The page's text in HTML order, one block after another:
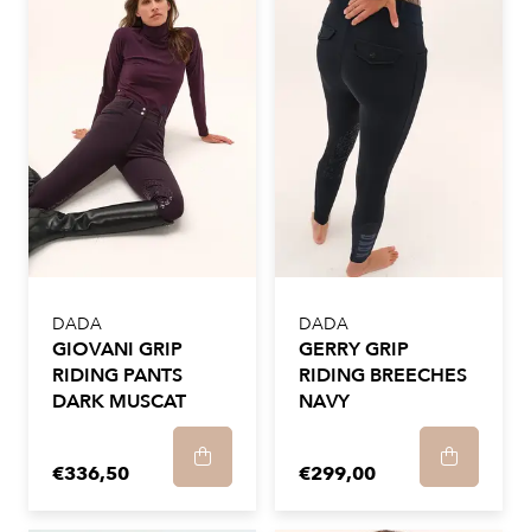
DADA
GIOVANI GRIP
RIDING PANTS
DARK MUSCAT
€336,50
DADA
GERRY GRIP
RIDING BREECHES
NAVY
€299,00